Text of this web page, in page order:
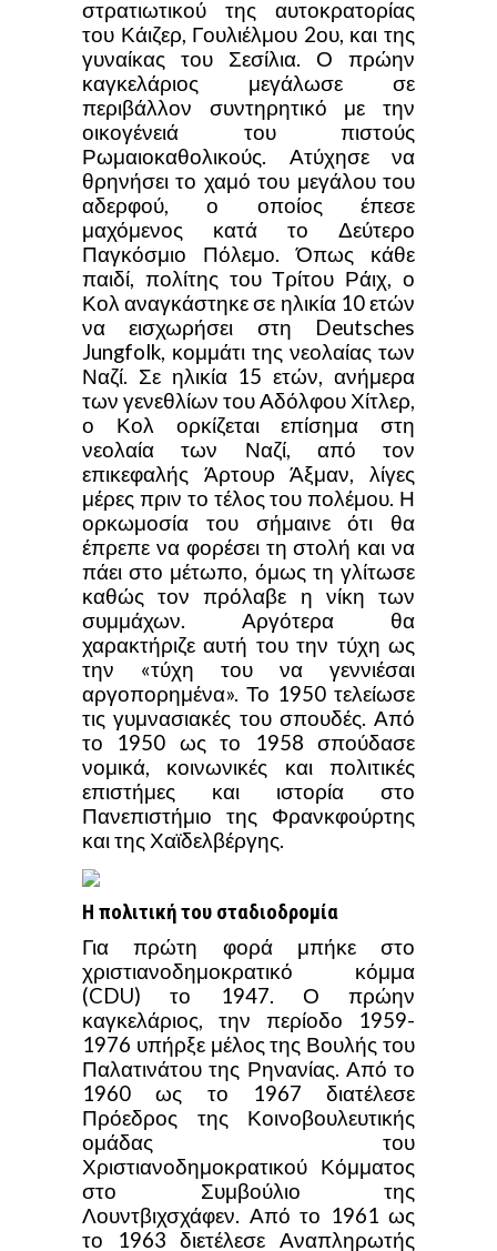
στρατιωτικού της αυτοκρατορίας
του Κάιζερ, Γουλιέλμου 2ου, και της
γυναίκας του Σεσίλια. Ο πρώην
καγκελάριος μεγάλωσε σε
περιβάλλον συντηρητικό με την
οικογένειά του πιστούς
Ρωμαιοκαθολικούς. Ατύχησε να
θρηνήσει το χαμό του μεγάλου του
αδερφού, ο οποίος έπεσε
μαχόμενος κατά το Δεύτερο
Παγκόσμιο Πόλεμο. Όπως κάθε
παιδί, πολίτης του Τρίτου Ράιχ, ο
Κολ αναγκάστηκε σε ηλικία 10 ετών
να εισχωρήσει στη Deutsches
Jungfolk, κομμάτι της νεολαίας των
Ναζί. Σε ηλικία 15 ετών, ανήμερα
των γενεθλίων του Αδόλφου Χίτλερ,
ο Κολ ορκίζεται επίσημα στη
νεολαία των Ναζί, από τον
επικεφαλής Άρτουρ Άξμαν, λίγες
μέρες πριν το τέλος του πολέμου. Η
ορκωμοσία του σήμαινε ότι θα
έπρεπε να φορέσει τη στολή και να
πάει στο μέτωπο, όμως τη γλίτωσε
καθώς τον πρόλαβε η νίκη των
συμμάχων. Αργότερα θα
χαρακτήριζε αυτή του την τύχη ως
την «τύχη του να γεννιέσαι
αργοπορημένα». Το 1950 τελείωσε
τις γυμνασιακές του σπουδές. Από
το 1950 ως το 1958 σπούδασε
νομικά, κοινωνικές και πολιτικές
επιστήμες και ιστορία στο
Πανεπιστήμιο της Φρανκφούρτης
και της Χαϊδελβέργης.
Η πολιτική του σταδιοδρομία
Για πρώτη φορά μπήκε στο
χριστιανοδημοκρατικό κόμμα
(CDU) το 1947. Ο πρώην
καγκελάριος, την περίοδο 1959-
1976 υπήρξε μέλος της Βουλής του
Παλατινάτου της Ρηνανίας. Από το
1960 ως το 1967 διατέλεσε
Πρόεδρος της Κοινοβουλευτικής
ομάδας του
Χριστιανοδημοκρατικού Κόμματος
στο Συμβούλιο της
Λουντβιχσχάφεν. Από το 1961 ως
το 1963 διετέλεσε Αναπληρωτής